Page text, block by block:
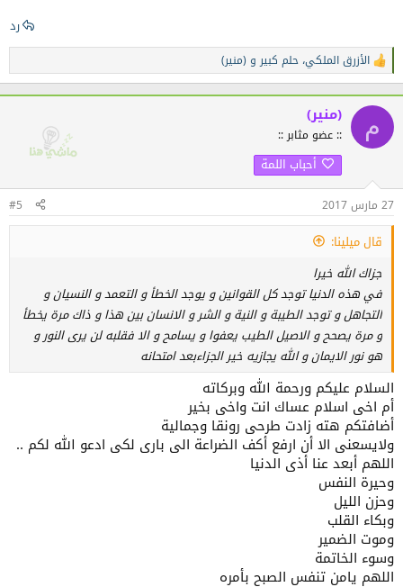
رد
ا
ل
ت
ف
ع
:
الأزرق الملكي، حلم كبير و (منير)
م (منير)
:: عضو مثابر ::
أحباب اللمة
27 مارس 2017 #5
قال ميلينا:
جزاك الله خيرا
في هذه الدنيا توجد كل القوانين و يوجد الخطأ و التعمد و النسيان و
التجاهل و توجد الطيبة و النية و الشر و الانسان بين هذا و ذاك مرة يخطأ
و مرة يصحح و الاصيل الطيب يعفوا و يسامح و الا فقلبه لن يرى النور و
هو نور الايمان و الله يجازيه خير الجزاءبعد امتحانه
السلام عليكم ورحمة الله وبركاته
أم اخى اسلام عساك انت واخى بخير
أضافتكم هته زادت طرحى رونقا وجمالية
ولايسعنى الا أن ارفع أكف الضراعة الى بارى لكى ادعو الله لكم ..
اللهم أبعد عنا أذى الدنيا
وحيرة النفس
وحزن الليل
وبكاء القلب
وموت الضمير
وسوء الخاتمة
اللهم يامن تنفس الصبح بأمره